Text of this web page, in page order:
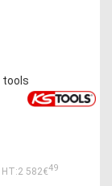
tools
HT:2 582€49